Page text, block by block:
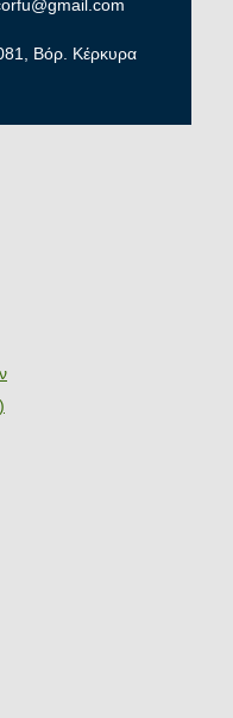
Βόρ. Κέρκυρα